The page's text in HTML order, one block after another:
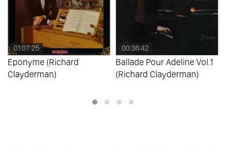
109.Memories As Time Goes By Vol.1
110.Memories As Time Goes By Vol.2
111.Essential 20
112.Give A Little Time To Your Love Vol.1
113.Give A Little Time To Your Love Vol.2
01:07:25
Eponyme (Richard
Clayderman)
00:36:42
Ballade Pour Adeline Vol.1
(Richard Clayderman)